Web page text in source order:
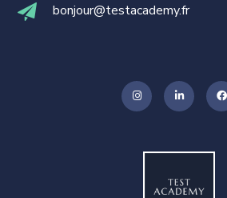
bonjour@testacademy.fr